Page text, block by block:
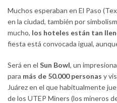
Muchos esperaban en El Paso
en la ciudad, también por
mucho, los hoteles están tan
fiesta está convocada igual,
Será en el Sun Bowl, un
para más de 50.000 personas y
Juárez en el que habitualmente
de los UTEP Miners (los mineros